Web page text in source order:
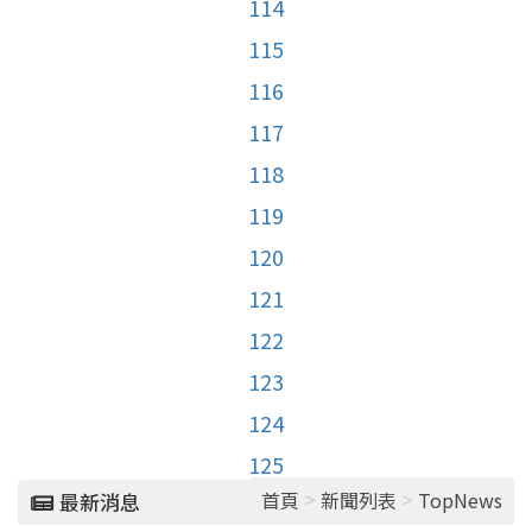
114
115
116
117
118
119
120
121
122
123
124
125
最新消息 首頁 > 新聞列表 > TopNews